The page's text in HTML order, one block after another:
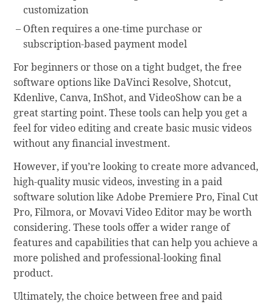
customization
Often requires a one-time purchase or
subscription-based payment model
For beginners or those on a tight budget, the free
software options like DaVinci Resolve, Shotcut,
Kdenlive, Canva, InShot, and VideoShow can be a
great starting point. These tools can help you get a
feel for video editing and create basic music videos
without any financial investment.
However, if you’re looking to create more advanced,
high-quality music videos, investing in a paid
software solution like Adobe Premiere Pro, Final Cut
Pro, Filmora, or Movavi Video Editor may be worth
considering. These tools offer a wider range of
features and capabilities that can help you achieve a
more polished and professional-looking final
product.
Ultimately, the choice between free and paid